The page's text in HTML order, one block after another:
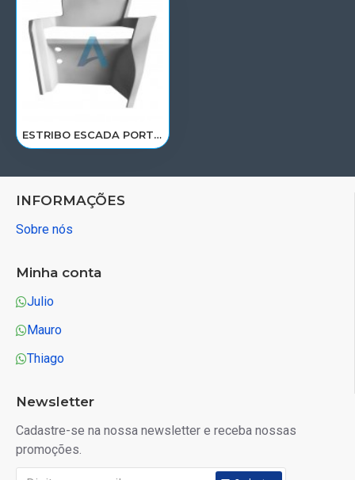
ESTRIBO ESCADA PORTA MB NEW ACTROS LE 9606600013/1885E
INFORMAÇÕES
Sobre nós
Minha conta
Julio
Mauro
Thiago
Newsletter
Cadastre-se na nossa newsletter e receba nossas
promoções.